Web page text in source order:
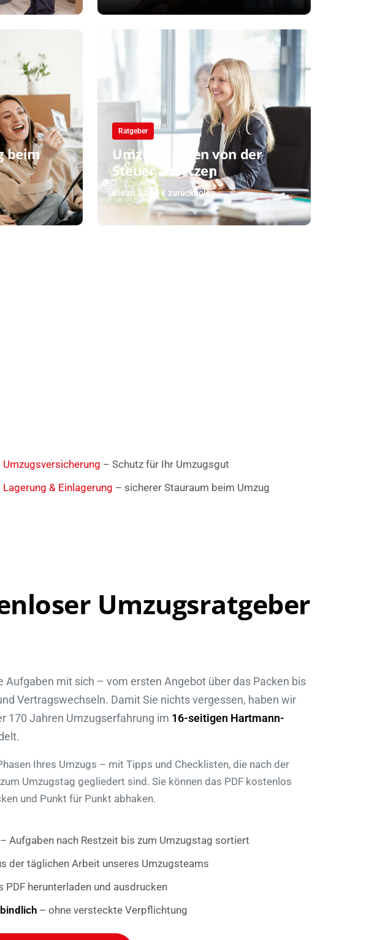
beim
Ratgeber
Umzugskosten von der
Steuer absetzen
Bis zu 4.000 € zurückholen ›
Umzugsversicherung – Schutz für Ihr Umzugsgut
Lagerung & Einlagerung – sicherer Stauraum beim Umzug
Umzugsratgeber
Aufgaben mit sich – vom ersten Angebot über das Packen bis
Vertragswechseln. Damit Sie nichts vergessen, haben wir
170 Jahren Umzugserfahrung im 16-seitigen Hartmann-
Ihres Umzugs – mit Tipps und Checklisten, die nach der
Umzugstag gegliedert sind. Sie können das PDF kostenlos
und Punkt für Punkt abhaken.
Aufgaben nach Restzeit bis zum Umzugstag sortiert
der täglichen Arbeit unseres Umzugsteams
PDF herunterladen und ausdrucken
– ohne versteckte Verpflichtung